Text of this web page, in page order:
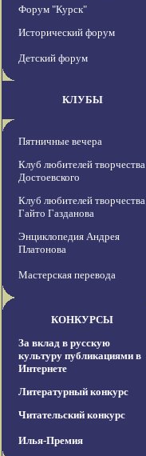
Форум "Курск"
Исторический форум
Детский форум
КЛУБЫ
Пятничные вечера
Клуб любителей творчества
Достоевского
Клуб любителей творчества
Гайто Газданова
Энциклопедия Андрея
Платонова
Мастерская перевода
КОНКУРСЫ
За вклад в русскую
культуру публикациями в
Интернете
Литературный конкурс
Читательский конкурс
Илья-Премия